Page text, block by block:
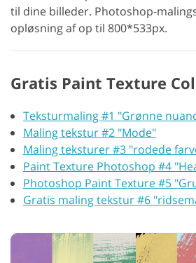
til dine billeder. Photoshop-
opløsning af op til 800*533px.
Gratis Paint Texture
Teksturmaling #1 "Grønne
Maling tekstur #2 "Mode"
Maling teksturer #3 "rodede
Paint Texture Photoshop #4
Photoshop Paint Texture #5
Gratis maling tekstur #6